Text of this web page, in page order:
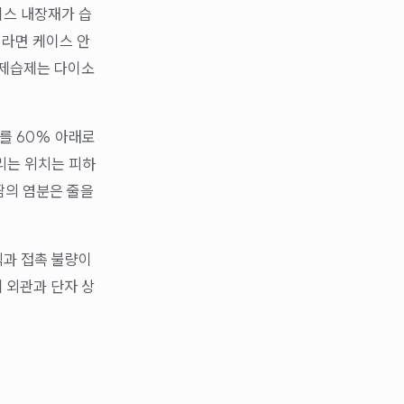
내장재가 습
면 케이스 안
습제는 다이소
60% 아래로
는 위치는 피하
염분은 줄을
접촉 불량이
외관과 단자 상